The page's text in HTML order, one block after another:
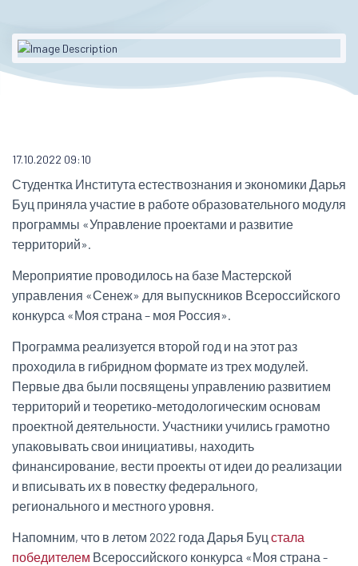
17.10.2022 09:10
Студентка Института естествознания и экономики Дарья
Буц приняла участие в работе образовательного модуля
программы «Управление проектами и развитие
территорий».
Мероприятие проводилось на базе Мастерской
управления «Сенеж» для выпускников Всероссийского
конкурса «Моя страна – моя Россия».
Программа реализуется второй год и на этот раз
проходила в гибридном формате из трех модулей.
Первые два были посвящены управлению развитием
территорий и теоретико-методологическим основам
проектной деятельности. Участники учились грамотно
упаковывать свои инициативы, находить
финансирование, вести проекты от идеи до реализации
и вписывать их в повестку федерального,
регионального и местного уровня.
Напомним, что в летом 2022 года Дарья Буц стала
победителем Всероссийского конкурса «Моя страна -